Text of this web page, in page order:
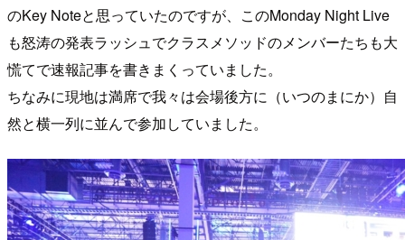
のKey Noteと思っていたのですが、このMonday Night Live
も怒涛の発表ラッシュでクラスメソッドのメンバーたちも大
慌てで速報記事を書きまくっていました。
ちなみに現地は満席で我々は会場後方に（いつのまにか）自
然と横一列に並んで参加していました。